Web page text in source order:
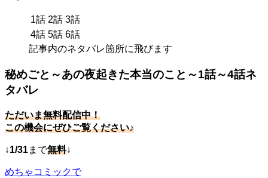
1話 2話 3話
4話 5話 6話
記事内のネタバレ箇所に飛びます
秘めごと～あの夜起きた本当のこと～1話～4話ネ
タバレ
ただいま無料配信中！
この機会にぜひご覧ください♪
↓1/31まで無料↓
めちゃコミックで